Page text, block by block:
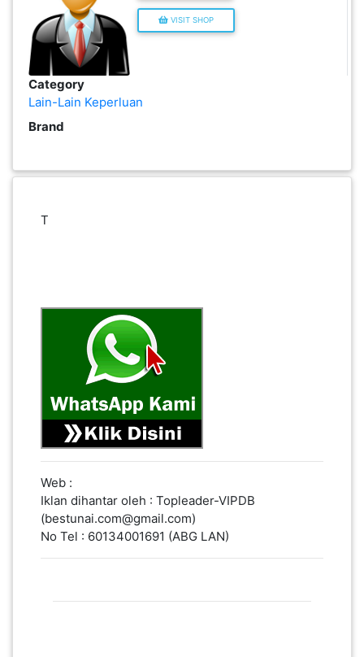
VISIT SHOP
Category
Lain-Lain Keperluan
Brand
T
Web :
Iklan dihantar oleh : Topleader-VIPDB
(bestunai.com@gmail.com)
No Tel : 60134001691 (ABG LAN)
PEMBORONG(2)
PRODUK
DIGITAL(29)
MAKANAN(25)
PERNIAGAAN(41)
SUKAN/HOBI(2)
PERCUTIAN
PELANCONGAN(1)
RUMAH
BARANG
PERIBADI(4)